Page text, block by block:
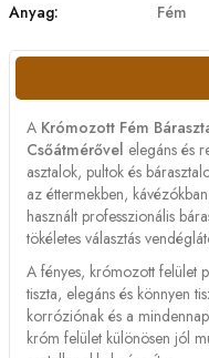
Anyag:
Fém
A Krómozott Fém
Csőátmérővel elegáns és
asztalok, pultok és
az éttermekben,
használt professzionális
tökéletes választás
A fényes, krómozott felület
tiszta, elegáns és könnyen
korróziónak és a
króm felület különösen jól